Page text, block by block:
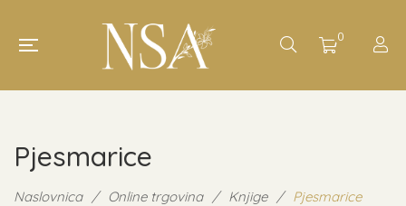
0
Pjesmarice
Naslovnica / Online trgovina / Knjige / Pjesmarice